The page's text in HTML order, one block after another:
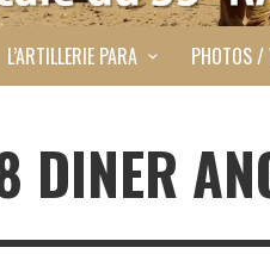
L’ARTILLERIE PARA PHOTOS /